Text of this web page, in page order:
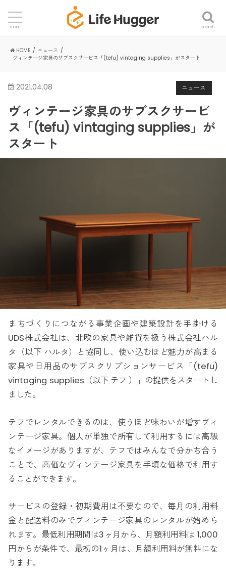
search
menu
HOME
ニュース
ヴィンテージ家具のサブスクサービス「(tefu) vintaging supplies」がスタート
ニュース
2021.04.08
ヴィンテージ家具のサブスクサービ
ス「(tefu) vintaging supplies」が
スタート
まちづくりにつながる事業企画や建築設計を手掛ける
UDS株式会社は、北欧の家具や雑貨を扱う株式会社ハル
タ（以下 ハルタ）と協同し、使い込むほど魅力が高まる
家具や日用品のサブスクリプションサービス「(tefu)
vintaging supplies（以下 テフ ）」の提供をスタートし
ました。
テフでレンタルできるのは、使うほど味わいが増すヴィ
ンテージ家具。個人が単独で所有して利用するには高級
なイメージがありますが、テフではみんなで分かち合う
ことで、高価なヴィンテージ家具を手頃な価格で利用す
ることができます。
サービスの登録・初期費用は不要なので、毎月の利用料
金と配送料のみでヴィンテージ家具のレンタルが始めら
れます。最低利用期間は3ヶ月から、月額利用料は 1,000
円からが条件で、最初の1ヶ月は、月額利用料が無料にな
ります。